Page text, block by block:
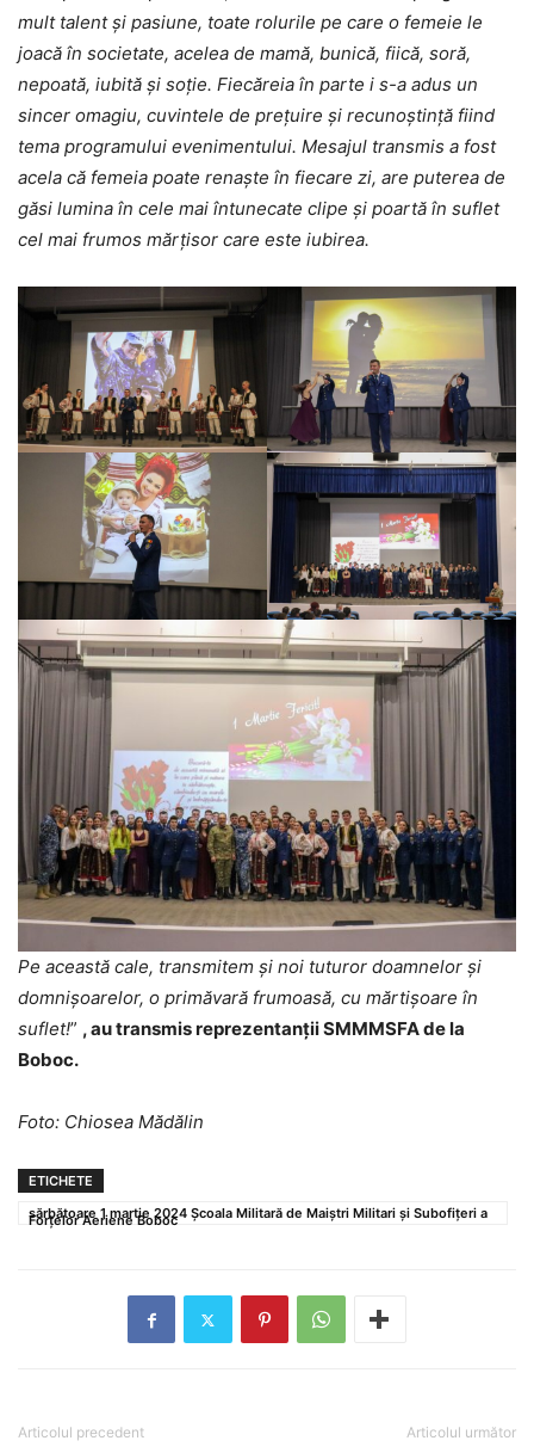
mult talent și pasiune, toate rolurile pe care o femeie le
joacă în societate, acelea de mamă, bunică, fiică, soră,
nepoată, iubită şi soţie. Fiecăreia în parte i s-a adus un
sincer omagiu, cuvintele de prețuire și recunoștință fiind
tema programului evenimentului. Mesajul transmis a fost
acela că femeia poate renaște în fiecare zi, are puterea de
găsi lumina în cele mai întunecate clipe și poartă în suflet
cel mai frumos mărțisor care este iubirea.
Pe această cale, transmitem și noi tuturor doamnelor și
domnișoarelor, o primăvară frumoasă, cu mărtișoare în
suflet!” , au transmis reprezentanții SMMMSFA de la
Boboc.
Foto: Chiosea Mădălin
ETICHETE
sărbătoare 1 martie 2024 Școala Militară de Maiștri Militari și Subofițeri a
Forțelor Aeriene Boboc
Articolul precedent Articolul următor